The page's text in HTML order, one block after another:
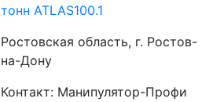
тонн ATLAS100.1
Ростовская область, г. Ростов-
на-Дону
Контакт: Манипулятор-Профи